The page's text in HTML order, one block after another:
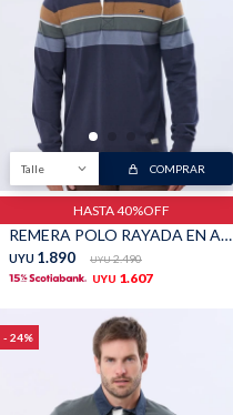
Talle COMPRAR
HASTA 40%OFF
REMERA POLO RAYADA EN ALGODÓN - Azul
UYU 1.890 UYU 2.490
UYU 1.607
24